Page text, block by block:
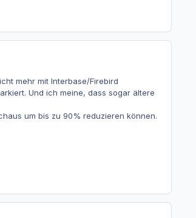
mehr mit Interbase/Firebird
Und ich meine, dass sogar ältere
um bis zu 90% reduzieren können.